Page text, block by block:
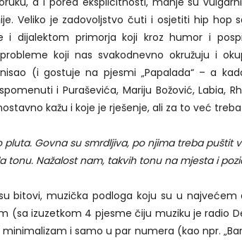
Veliko je zadovoljstvo čuti i osjetiti hip hop
i dijalektom primorja koji kroz humor i
koji nas svakodnevno okružuju i
(i gostuje na pjesmi „Papalada“ – a
i Puraševića, Mariju Božović, Labia,
kažu i koje je rješenje, ali za to već
pluta. Govna su smrdljiva, po njima treba puštit
tonu. Nažalost nam, takvih tonu na mjesta i
bitovi, muzička podloga koju su u najvećem
(sa izuzetkom 4 pjesme čiju muziku je radio
i samo u par numera (kao npr. „Bar